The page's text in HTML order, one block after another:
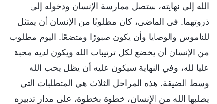
الله إلى نهايته، ستصل ممارسة الإنسان ودخوله إلى
ذروتهما. في الماضي، كان مطلوبًا من الإنسان أن يمتثل
للناموس والوصايا وأن يكون صبورًا ومتضعًا. اليوم مطلوب
من الإنسان أن يخضع لكل ترتيبات الله ويكون لديه محبة
عليا لله، وفي النهاية سيكون عليه أن يظل يحب الله
وسط الضيقة. هذه المراحل الثلاث هي المتطلبات التي
يطلبها الله من الإنسان، خطوة بخطوة، على مدار تدبيره